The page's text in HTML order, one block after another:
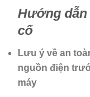
Hướng
cố
Lưu ý về an
nguồn điện
máy